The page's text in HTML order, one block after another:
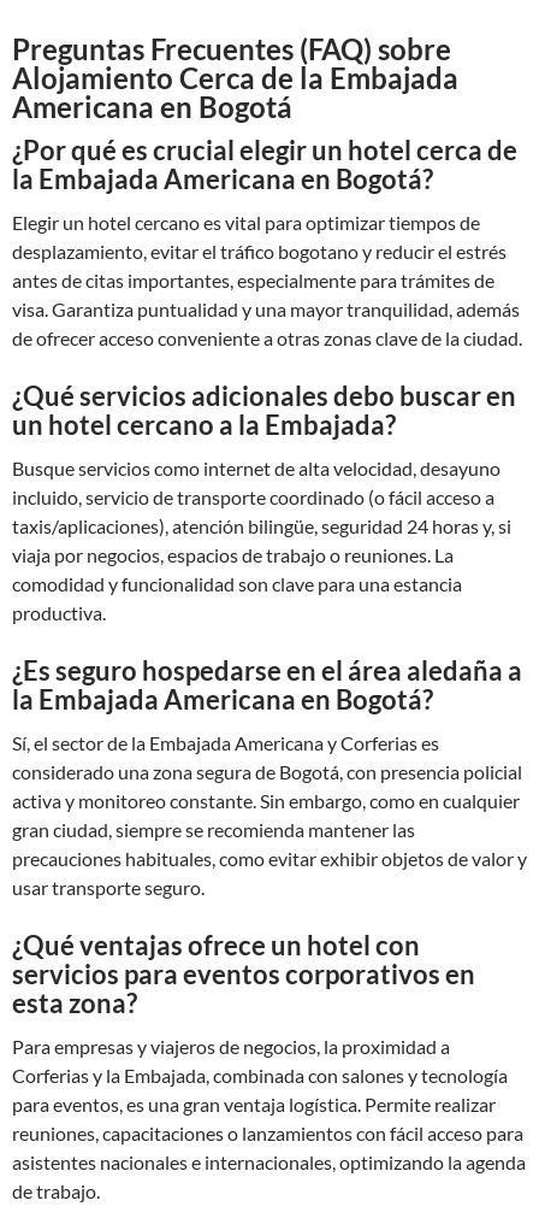
Preguntas Frecuentes (FAQ) sobre
Alojamiento Cerca de la Embajada
Americana en Bogotá
¿Por qué es crucial elegir un hotel cerca de
la Embajada Americana en Bogotá?
Elegir un hotel cercano es vital para optimizar tiempos de
desplazamiento, evitar el tráfico bogotano y reducir el estrés
antes de citas importantes, especialmente para trámites de
visa. Garantiza puntualidad y una mayor tranquilidad, además
de ofrecer acceso conveniente a otras zonas clave de la ciudad.
¿Qué servicios adicionales debo buscar en
un hotel cercano a la Embajada?
Busque servicios como internet de alta velocidad, desayuno
incluido, servicio de transporte coordinado (o fácil acceso a
taxis/aplicaciones), atención bilingüe, seguridad 24 horas y, si
viaja por negocios, espacios de trabajo o reuniones. La
comodidad y funcionalidad son clave para una estancia
productiva.
¿Es seguro hospedarse en el área aledaña a
la Embajada Americana en Bogotá?
Sí, el sector de la Embajada Americana y Corferias es
considerado una zona segura de Bogotá, con presencia policial
activa y monitoreo constante. Sin embargo, como en cualquier
gran ciudad, siempre se recomienda mantener las
precauciones habituales, como evitar exhibir objetos de valor y
usar transporte seguro.
¿Qué ventajas ofrece un hotel con
servicios para eventos corporativos en
esta zona?
Para empresas y viajeros de negocios, la proximidad a
Corferias y la Embajada, combinada con salones y tecnología
para eventos, es una gran ventaja logística. Permite realizar
reuniones, capacitaciones o lanzamientos con fácil acceso para
asistentes nacionales e internacionales, optimizando la agenda
de trabajo.